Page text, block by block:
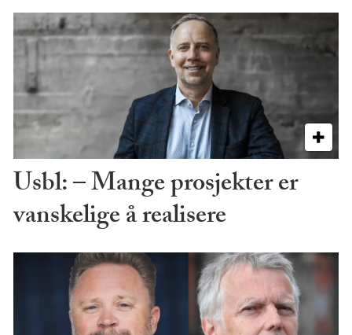
Usbl: – Mange prosjekter er
vanskelige å realisere